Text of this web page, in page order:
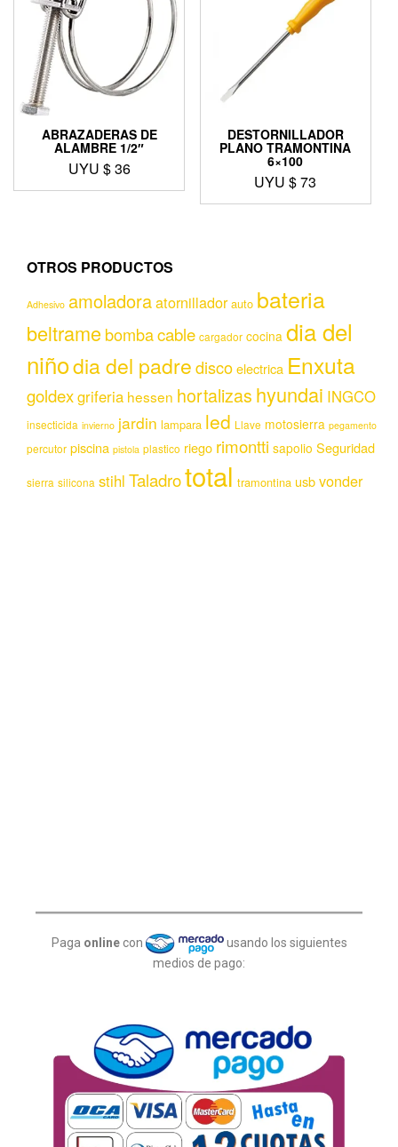
ABRAZADERAS DE
ALAMBRE 1/2″
UYU $36
DESTORNILLADOR
PLANO TRAMONTINA
6×100
UYU $73
OTROS PRODUCTOS
Adhesivo amoladoraatornillador auto bateria
beltramebombacable cargador cocina dia del
niñodia del padrediscoelectrica Enxuta
goldexgriferia hessen hortalizas hyundai INGCO
insecticida invierno jardin lampara led Llave motosierra pegamento
percutor piscina pistola plastico riego rimontti sapolio Seguridad
sierra silicona stihl Taladrototal tramontina usbvonder
Paga online con
usando los siguientes
medios de pago: